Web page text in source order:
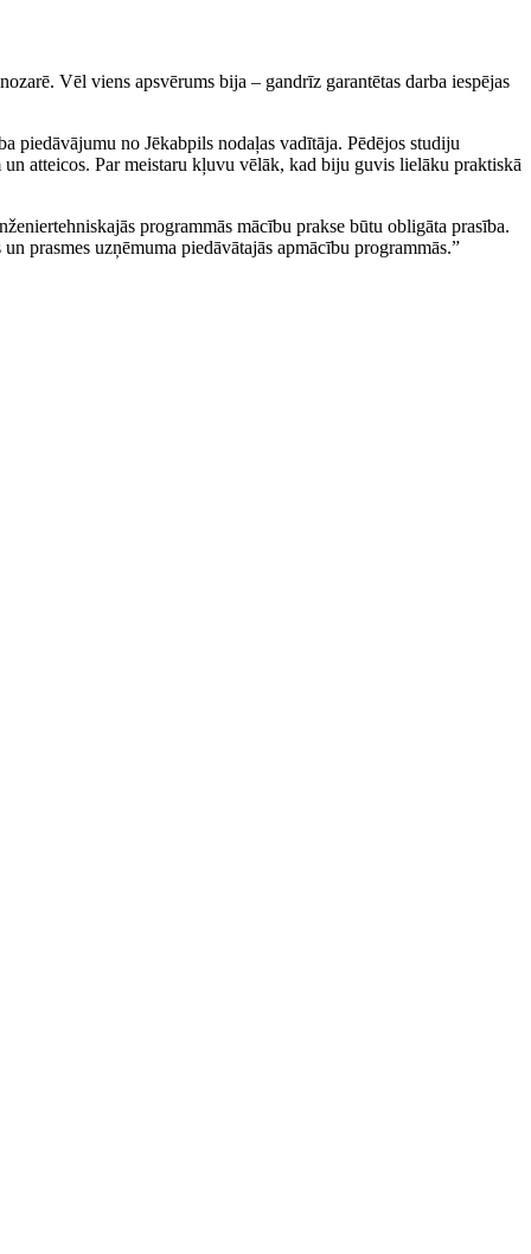
Vēl viens apsvērums bija – gandrīz garantētas darba iespējas
piedāvājumu no Jēkabpils nodaļas vadītāja. Pēdējos studiju
un atteicos. Par meistaru kļuvu vēlāk, kad biju guvis lielāku praktiskā
programmās mācību prakse būtu obligāta prasība.
prasmes uzņēmuma piedāvātajās apmācību programmās.”